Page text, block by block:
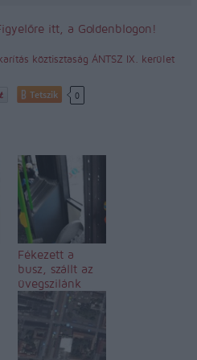
itt, a Goldenblogon!
köztisztaság ÁNTSZ IX. kerület
Tetszik 0
Fékezett a
busz, szállt az
üvegszilánk